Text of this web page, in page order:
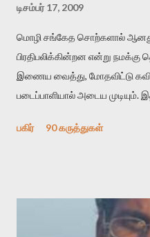
டிசம்பர் 17, 2009
மொழி சங்கேத சொற்களால்
பிரதிபலிக்கின்றன என்று நமக்கு
இணைய வைத்து, மோதவிட்டு
படைப்பாளியால் அடைய
காலத்தில்
அதிகமாக்கும். கொல்லாது.
என்னவாக இருக்கும்?
பகிர் 90 கருத்துகள்